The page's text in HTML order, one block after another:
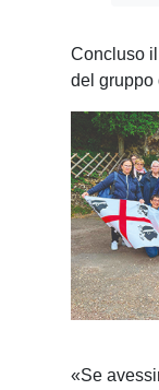
Concluso
del gruppo
«Se